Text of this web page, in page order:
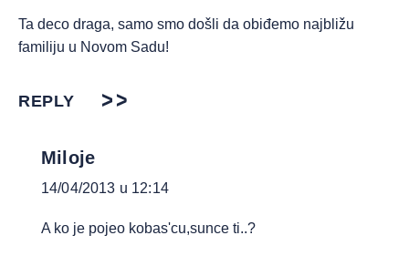
Ta deco draga, samo smo došli da obiđemo najbližu
familiju u Novom Sadu!
REPLY
Miloje
14/04/2013 u 12:14
A ko je pojeo kobas'cu,sunce ti..?